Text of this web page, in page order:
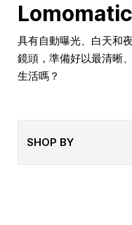
具有自動曝光、白天和
鏡頭，準備好以最清晰
生活嗎？
SHOP BY